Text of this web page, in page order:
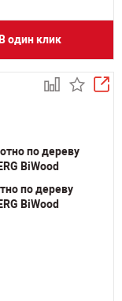
В один клик
по дереву
BiWood